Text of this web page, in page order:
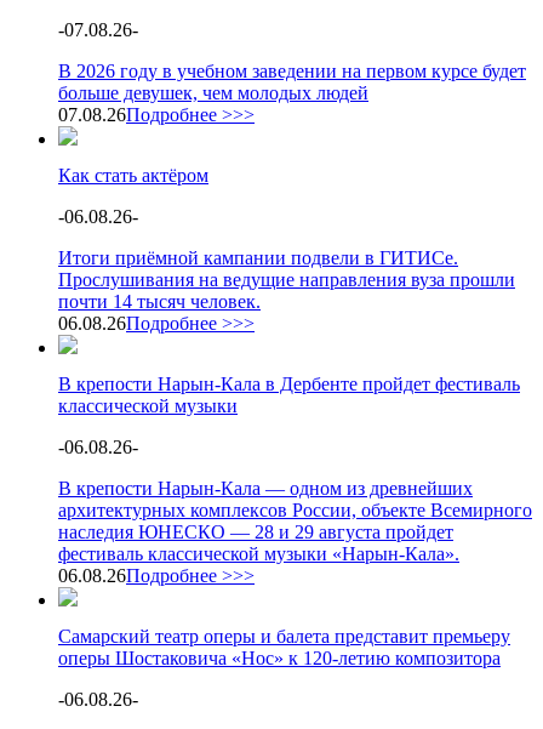
-07.08.26-
В 2026 году в учебном заведении на первом курсе будет
больше девушек, чем молодых людей
07.08.26Подробнее >>>
Как стать актёром
-06.08.26-
Итоги приёмной кампании подвели в ГИТИСе.
Прослушивания на ведущие направления вуза прошли
почти 14 тысяч человек.
06.08.26Подробнее >>>
В крепости Нарын-Кала в Дербенте пройдет фестиваль
классической музыки
-06.08.26-
В крепости Нарын-Кала — одном из древнейших
архитектурных комплексов России, объекте Всемирного
наследия ЮНЕСКО — 28 и 29 августа пройдет
фестиваль классической музыки «Нарын-Кала».
06.08.26Подробнее >>>
Самарский театр оперы и балета представит премьеру
оперы Шостаковича «Нос» к 120-летию композитора
-06.08.26-